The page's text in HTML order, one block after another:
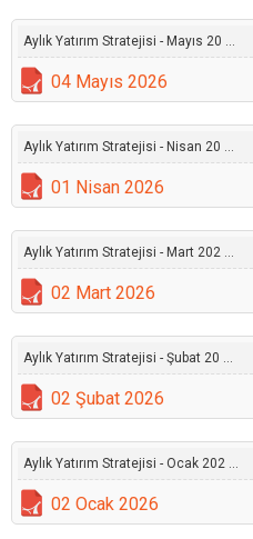
Aylık Yatırım Stratejisi - Mayıs 20 ...
04 Mayıs 2026
Aylık Yatırım Stratejisi - Nisan 20 ...
01 Nisan 2026
Aylık Yatırım Stratejisi - Mart 202 ...
02 Mart 2026
Aylık Yatırım Stratejisi - Şubat 20 ...
02 Şubat 2026
Aylık Yatırım Stratejisi - Ocak 202 ...
02 Ocak 2026